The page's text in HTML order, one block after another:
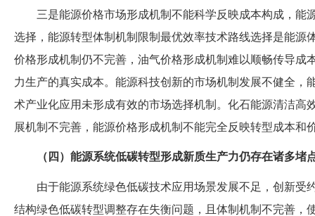
三是能源价格市场形成机制不能科学反映成本构成，能
选择，能源转型体制机制限制最优效率技术路线选择是能源
价格形成机制仍不完善，油气价格形成机制难以顺畅传导成
力生产的真实成本。能源科技创新的市场机制发展不健全，
术产业化应用未形成有效的市场选择机制。化石能源清洁高
展机制不完善，能源价格形成机制不能完全反映转型成本和
（ 四 ） 能源系统低碳转型形成新质生产力仍存在诸多堵
由于能源系统绿色低碳技术应用场景发展不足，创新受
结构绿色低碳转型调整存在失衡问题，且体制机制不完善，